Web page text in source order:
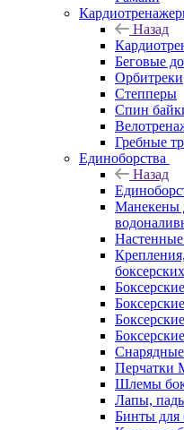
Назад
Беговые
Орбитреки
Степперы
Спин
Гребные
Единоборства
Назад
Манекены
Снарядные
Перчатки
Шлемы
Лапы,
Бинты для